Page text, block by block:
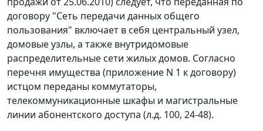
договору "Сеть передачи данных общего
пользования" включает в себя центральный узел,
домовые узлы, а также внутридомовые
распределительные сети жилых домов. Согласно
перечня имущества (приложение N 1 к договору)
истцом переданы коммутаторы,
телекоммуникационные шкафы и магистральные
линии абонентского доступа (л.д. 100, 24-48).